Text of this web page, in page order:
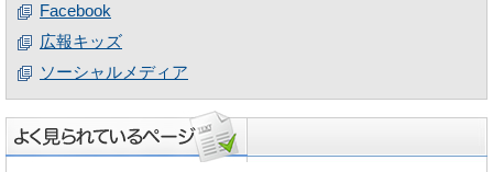
Facebook
広報キッズ
ソーシャルメディア